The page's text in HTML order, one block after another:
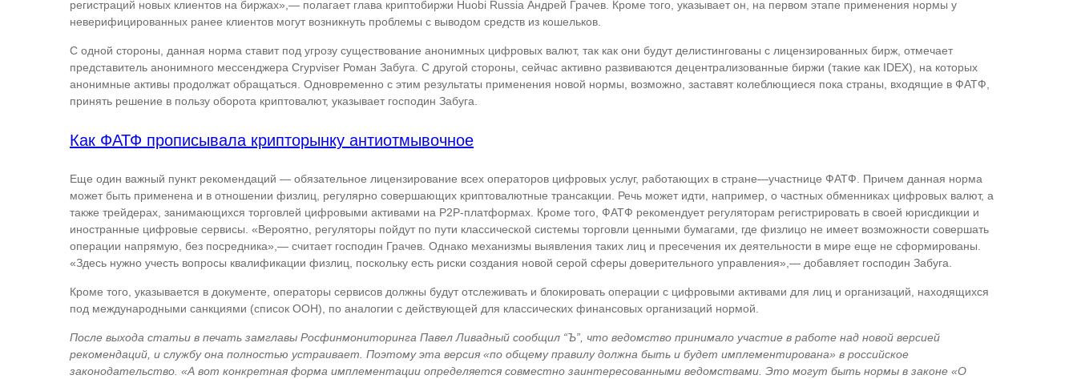
регистраций новых клиентов на биржах»,— полагает глава криптобиржи Huobi Russia Андрей Грачев. Кроме того, указывает он, на первом этапе применения нормы у
неверифицированных ранее клиентов могут возникнуть проблемы с выводом средств из кошельков.
С одной стороны, данная норма ставит под угрозу существование анонимных цифровых валют, так как они будут делистингованы с лицензированных бирж, отмечает
представитель анонимного мессенджера Crypviser Роман Забуга. С другой стороны, сейчас активно развиваются децентрализованные биржи (такие как IDEX), на которых
анонимные активы продолжат обращаться. Одновременно с этим результаты применения новой нормы, возможно, заставят колеблющиеся пока страны, входящие в ФАТФ,
принять решение в пользу оборота криптовалют, указывает господин Забуга.
Как ФАТФ прописывала крипторынку антиотмывочное
Еще один важный пункт рекомендаций — обязательное лицензирование всех операторов цифровых услуг, работающих в стране—участнице ФАТФ. Причем данная норма
может быть применена и в отношении физлиц, регулярно совершающих криптовалютные трансакции. Речь может идти, например, о частных обменниках цифровых валют, а
также трейдерах, занимающихся торговлей цифровыми активами на P2P-платформах. Кроме того, ФАТФ рекомендует регуляторам регистрировать в своей юрисдикции и
иностранные цифровые сервисы. «Вероятно, регуляторы пойдут по пути классической системы торговли ценными бумагами, где физлицо не имеет возможности совершать
операции напрямую, без посредника»,— считает господин Грачев. Однако механизмы выявления таких лиц и пресечения их деятельности в мире еще не сформированы.
«Здесь нужно учесть вопросы квалификации физлиц, поскольку есть риски создания новой серой сферы доверительного управления»,— добавляет господин Забуга.
Кроме того, указывается в документе, операторы сервисов должны будут отслеживать и блокировать операции с цифровыми активами для лиц и организаций, находящихся
под международными санкциями (список ООН), по аналогии с действующей для классических финансовых организаций нормой.
После выхода статьи в печать замглавы Росфинмониторинга Павел Ливадный сообщил “Ъ”, что ведомство принимало участие в работе над новой версией
рекомендаций, и службу она полностью устраивает. Поэтому эта версия «по общему правилу должна быть и будет имплементирована» в российское
законодательство. «А вот конкретная форма имплементации определяется совместно заинтересованными ведомствами. Это могут быть нормы в законе «О